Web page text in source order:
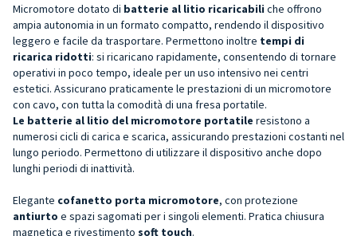
Micromotore dotato di batterie al litio ricaricabili che offrono
ampia autonomia in un formato compatto, rendendo il dispositivo
leggero e facile da trasportare. Permettono inoltre tempi di
ricarica ridotti: si ricaricano rapidamente, consentendo di tornare
operativi in poco tempo, ideale per un uso intensivo nei centri
estetici. Assicurano praticamente le prestazioni di un micromotore
con cavo, con tutta la comodità di una fresa portatile.
Le batterie al litio del micromotore portatile resistono a
numerosi cicli di carica e scarica, assicurando prestazioni costanti nel
lungo periodo. Permettono di utilizzare il dispositivo anche dopo
lunghi periodi di inattività.
Elegante cofanetto porta micromotore, con protezione
antiurto e spazi sagomati per i singoli elementi. Pratica chiusura
magnetica e rivestimento soft touch.